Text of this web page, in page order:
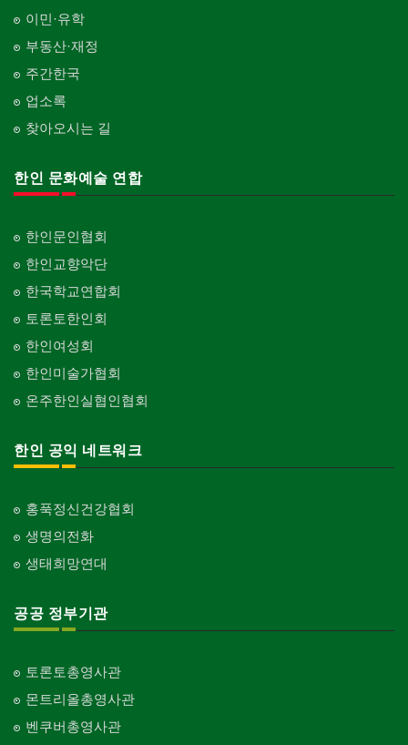
이민·유학
부동산·재정
주간한국
업소록
찾아오시는 길
한인 문화예술 연합
한인문인협회
한인교향악단
한국학교연합회
토론토한인회
한인여성회
한인미술가협회
온주한인실협인협회
한인 공익 네트워크
홍푹정신건강협회
생명의전화
생태희망연대
공공 정부기관
토론토총영사관
몬트리올총영사관
벤쿠버총영사관